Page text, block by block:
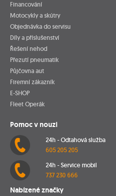
Financování
Motocykly a skútry
Objednávka do servisu
Díly a příslušenství
Řešení nehod
Přezutí pneumatik
Půjčovna aut
Firemní zákazník
E-SHOP
Fleet Operák
Pomoc v nouzi
24h - Odtahová služba
605 205 205
24h - Service mobil
737 230 666
Nabízené značky